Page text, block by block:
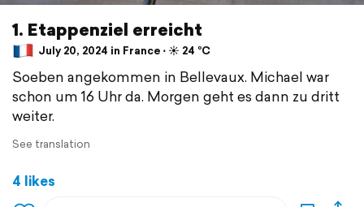
1. Etappenziel erreicht
July 20, 2024 in France ⋅ ☀️ 24 °C
Soeben angekommen in Bellevaux. Michael war
schon um 16 Uhr da. Morgen geht es dann zu dritt
weiter.
See translation
4 likes